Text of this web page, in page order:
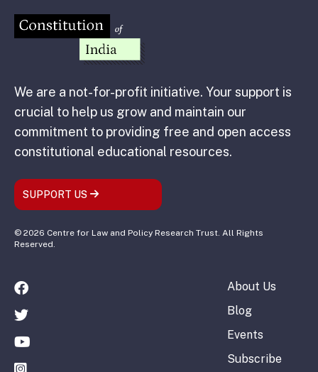
We are a not-for-profit initiative. Your support is
crucial to help us grow and maintain our
commitment to providing free and open access
constitutional educational resources.
SUPPORT US
© 2026 Centre for Law and Policy Research Trust. All Rights
Reserved.
About Us
Blog
Events
Subscribe